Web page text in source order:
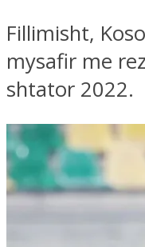
Fillimisht,
mysafir me
shtator 2022.